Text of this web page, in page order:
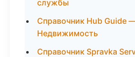
службы
Справочник Hub Guide
Недвижимость
Справочник Spravka